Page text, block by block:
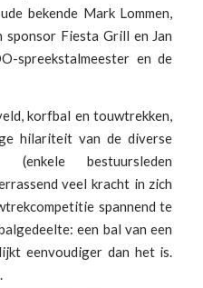
bekende Mark Lommen,
Fiesta Grill en Jan
spreekstalmeester en de
korfbal en touwtrekken,
hilariteit van de diverse
(enkele bestuursleden
veel kracht in zich
spannend te
een bal van een
eenvoudiger dan het is.